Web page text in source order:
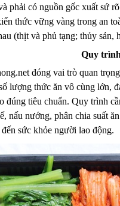
phải có nguồn gốc xuất sứ
thức vững vàng trong an
(thịt và phủ tạng; thủy
Quy
đóng vai trò quan
lượng thức ăn vô cùng lớn,
đúng tiêu chuẩn. Quy trình
nấu nướng, phân chia suất
sức khỏe người lao động.